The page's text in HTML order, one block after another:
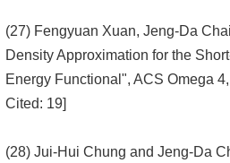
(27) Fengyuan Xuan, Jeng-Da
Density Approximation for the
Energy Functional", ACS Omega
Cited: 19]
(28) Jui-Hui Chung and Jeng-Da